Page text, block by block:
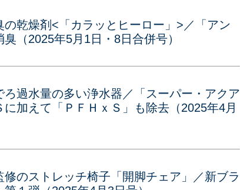
の乾燥剤<「カラッとヒーロー」>／「アン
（2025年5月1日・8日合併号）
ろ過水量の多い浄水器／「スーパー・アクア
加えて「ＰＦＨｘＳ」も除去（2025年4月
修のストレッチ椅子「開脚チェア」／新ブラ